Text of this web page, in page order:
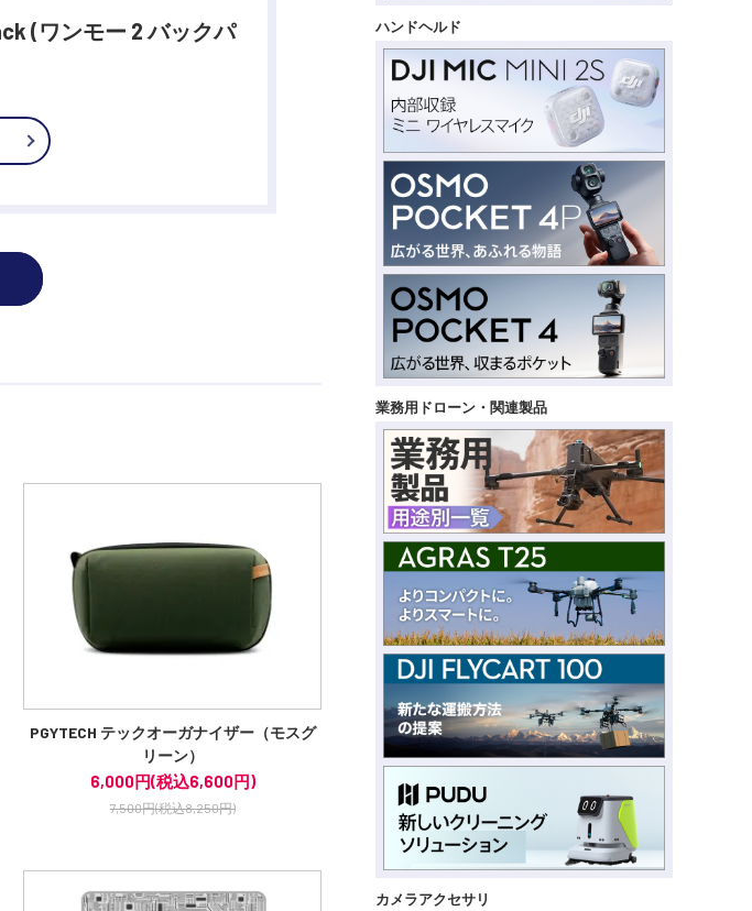
ハンドヘルド
業務用ドローン・関連製品
カメラアクセサリ
(ワンモー 2 バックパ
PGYTECH テックオーガナイザー（モスグ
リーン）
6,000円(税込6,600円)
7,500円(税込8,250円)